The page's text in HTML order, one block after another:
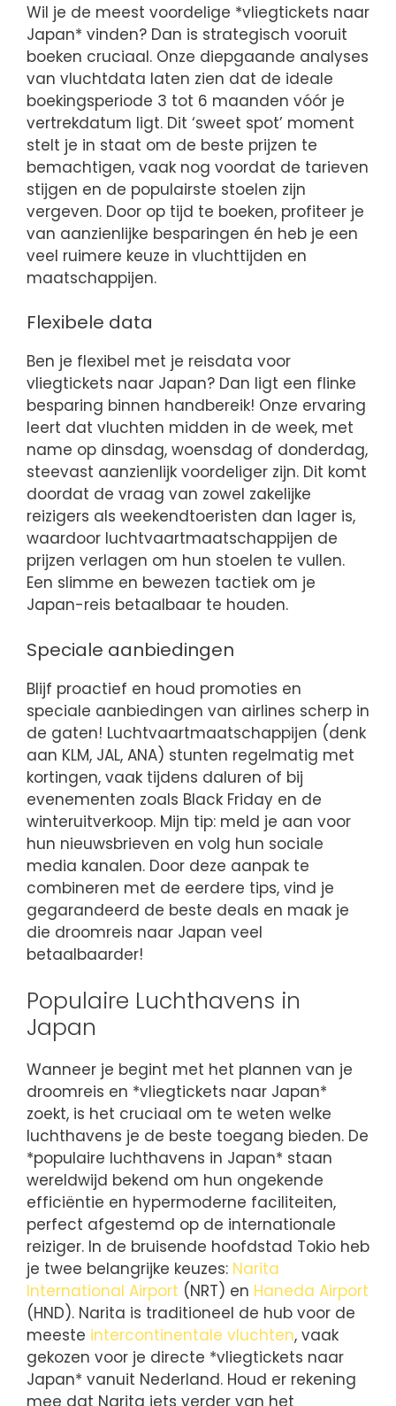
Wil je de meest voordelige *vliegtickets naar
Japan* vinden? Dan is strategisch vooruit
boeken cruciaal. Onze diepgaande analyses
van vluchtdata laten zien dat de ideale
boekingsperiode 3 tot 6 maanden vóór je
vertrekdatum ligt. Dit ‘sweet spot’ moment
stelt je in staat om de beste prijzen te
bemachtigen, vaak nog voordat de tarieven
stijgen en de populairste stoelen zijn
vergeven. Door op tijd te boeken, profiteer je
van aanzienlijke besparingen én heb je een
veel ruimere keuze in vluchttijden en
maatschappijen.
Flexibele data
Ben je flexibel met je reisdata voor
vliegtickets naar Japan? Dan ligt een flinke
besparing binnen handbereik! Onze ervaring
leert dat vluchten midden in de week, met
name op dinsdag, woensdag of donderdag,
steevast aanzienlijk voordeliger zijn. Dit komt
doordat de vraag van zowel zakelijke
reizigers als weekendtoeristen dan lager is,
waardoor luchtvaartmaatschappijen de
prijzen verlagen om hun stoelen te vullen.
Een slimme en bewezen tactiek om je
Japan-reis betaalbaar te houden.
Speciale aanbiedingen
Blijf proactief en houd promoties en
speciale aanbiedingen van airlines scherp in
de gaten! Luchtvaartmaatschappijen (denk
aan KLM, JAL, ANA) stunten regelmatig met
kortingen, vaak tijdens daluren of bij
evenementen zoals Black Friday en de
winteruitverkoop. Mijn tip: meld je aan voor
hun nieuwsbrieven en volg hun sociale
media kanalen. Door deze aanpak te
combineren met de eerdere tips, vind je
gegarandeerd de beste deals en maak je
die droomreis naar Japan veel
betaalbaarder!
Populaire Luchthavens in
Japan
Wanneer je begint met het plannen van je
droomreis en *vliegtickets naar Japan*
zoekt, is het cruciaal om te weten welke
luchthavens je de beste toegang bieden. De
*populaire luchthavens in Japan* staan
wereldwijd bekend om hun ongekende
efficiëntie en hypermoderne faciliteiten,
perfect afgestemd op de internationale
reiziger. In de bruisende hoofdstad Tokio heb
je twee belangrijke keuzes: Narita
International Airport (NRT) en Haneda Airport
(HND). Narita is traditioneel de hub voor de
meeste intercontinentale vluchten, vaak
gekozen voor je directe *vliegtickets naar
Japan* vanuit Nederland. Houd er rekening
mee dat Narita iets verder van het